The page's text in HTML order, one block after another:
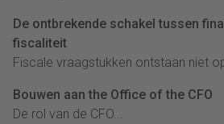
De ontbrekende schakel tussen
fiscaliteit
Fiscale vraagstukken ontstaan niet
Bouwen aan the Office of the CFO
De rol van de CFO...